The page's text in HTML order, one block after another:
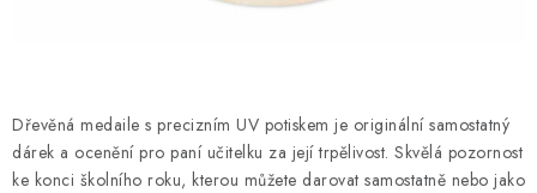
Dřevěná medaile s precizním UV potiskem je originální samostatný
dárek a ocenění pro paní učitelku za její trpělivost. Skvělá pozornost
ke konci školního roku, kterou můžete darovat samostatně nebo jako